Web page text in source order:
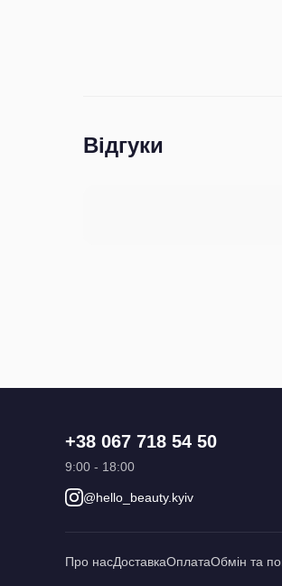
Відгуки
+38 067 718 54 50
9:00 - 18:00
@hello_beauty.kyiv
Про насДоставкаОплатаОбмін та